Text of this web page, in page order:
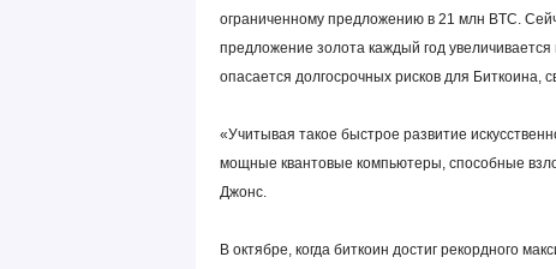
ограниченному предложению в 21 млн BTC.
предложение золота каждый год
опасается долгосрочных рисков для Биткоина,
«Учитывая такое быстрое развитие
мощные квантовые компьютеры, способные
Джонс.
В октябре, когда биткоин достиг рекордного